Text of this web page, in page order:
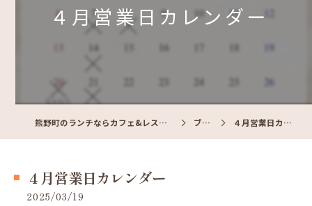
４月営業日カレンダー
熊野町のランチならカフェ&レストラン Cafe照 ブログ ４月営業日カレンダー
４月営業日カレンダー
2025/03/19